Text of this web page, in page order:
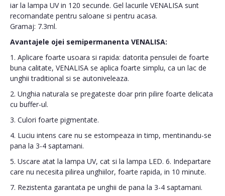
iar la lampa UV in 120 secunde. Gel lacurile VENALISA sunt
recomandate pentru saloane si pentru acasa.
Gramaj: 7.3ml.
Avantajele ojei semipermanenta VENALISA:
1. Aplicare foarte usoara si rapida: datorita pensulei de foarte
buna calitate, VENALISA se aplica foarte simplu, ca un lac de
unghii traditional si se autoniveleaza.
2. Unghia naturala se pregateste doar prin pilire foarte delicata
cu buffer-ul.
3. Culori foarte pigmentate.
4. Luciu intens care nu se estompeaza in timp, mentinandu-se
pana la 3-4 saptamani.
5. Uscare atat la lampa UV, cat si la lampa LED. 6. Indepartare
care nu necesita pilirea unghiilor, foarte rapida, in 10 minute.
7. Rezistenta garantata pe unghii de pana la 3-4 saptamani.